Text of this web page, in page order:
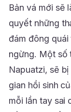
Bản vá mới sẽ
quyết những
đám đông
ngừng. Một số
Napuatzi, sẽ
gian hồi sinh
mỗi lần tay sai